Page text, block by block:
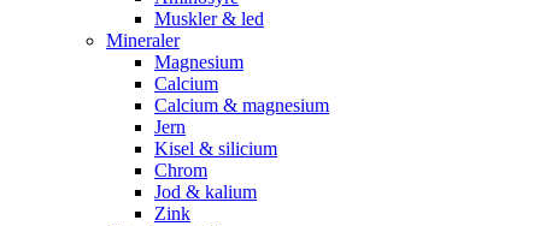
Muskler & led
Mineraler
Magnesium
Calcium
Calcium & magnesium
Jern
Kisel & silicium
Chrom
Jod & kalium
Zink